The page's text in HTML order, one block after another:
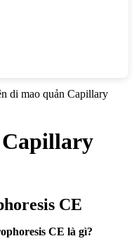
di mao quản Capillary
CE
CE là gì?